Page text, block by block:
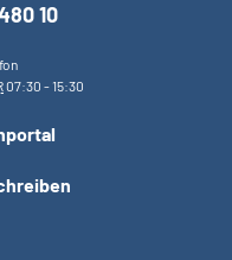
10
07:30 - 15:30